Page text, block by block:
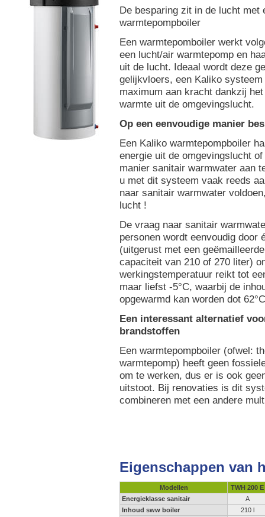
De besparing zit in de lucht met
warmtepompboiler
Een warmtepomboiler werkt
een lucht/air warmtepomp en
uit de lucht. Ideaal wordt deze
gelijkvloers, een Kaliko
maximum aan kracht dankzij
warmte uit de omgevingslucht.
Op een eenvoudige manier
Een Kaliko warmtepompboiler
energie uit de omgevingslucht
manier sanitair warmwater aan
u met dit systeem vaak reeds
naar sanitair warmwater
lucht !
De vraag naar sanitair
personen wordt eenvoudig door
(uitgerust met een
capaciteit van 210 of 270 liter)
werkingstemperatuur reikt tot
maar liefst -5°C, waarbij de
opgewarmd kan worden dot
Een interessant alternatief
brandstoffen
Een warmtepompboiler (ofwel:
warmtepomp) heeft geen
om te werken, dus er is ook
uitstoot. Bij renovaties is dit
combineren met een andere
Eigenschappen van
Modellen
TWH 200 E
Energieklasse sanitair
A
Inhoud sww boiler
210 l